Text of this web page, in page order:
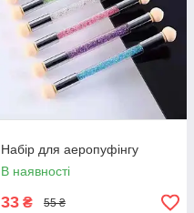
Набір для аеропуфінгу
В наявності
33 ₴ 55 ₴